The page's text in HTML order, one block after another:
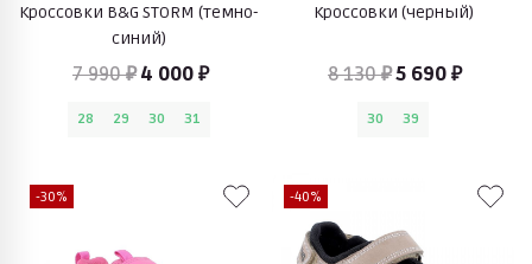
Кроссовки B&G STORM (темно-
синий)
7 990 ₽ 4 000 ₽
28 29 30 31
Кроссовки (черный)
8 130 ₽5 690 ₽
30 39
-30% -40%